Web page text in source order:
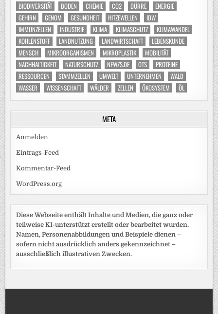
BIODIVERSITÄT
BODEN CHEMIE CO2 DÜRRE
ENERGIE
GEHIRN
GENOM GESUNDHEIT HITZEWELLEN
IDW
IMMUNZELLEN
INDUSTRIE KLIMA KLIMASCHUTZ
KLIMAWANDEL
KOHLENSTOFF
LANDNUTZUNG LANDWIRTSCHAFT
LEBENSKUNDE
MENSCH
MIKROORGANISMEN MIKROPLASTIK
MOBILITÄT
NACHHALTIGKEIT
NATURSCHUTZ NEWZS.DE OTS
PROTEINE
RESSOURCEN
STAMMZELLEN UMWELT UNTERNEHMEN
WALD
WASSER
WISSENSCHAFT WÄLDER ZELLEN ÖKOSYSTEM ÖL
META
Anmelden
Eintrags-Feed
Kommentar-Feed
WordPress.org
Diese Webseite enthält Inhalte und Medien, die ganz oder
teilweise KI-unterstützt erstellt oder bearbeitet wurden.
Namen, Personenabbildungen und Beispiele dienen –
sofern nicht ausdrücklich anders gekennzeichnet –
ausschließlich illustrativen Zwecken.